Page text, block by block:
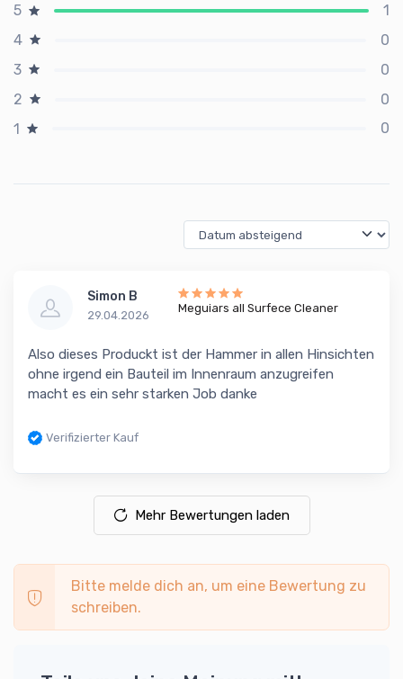
5
1
4
0
3
0
2
0
1
0
Simon B
29.04.2026
Meguiars all Surfece Cleaner
Also dieses Produckt ist der Hammer in allen Hinsichten
ohne irgend ein Bauteil im Innenraum anzugreifen
macht es ein sehr starken Job danke
Verifizierter Kauf
Mehr Bewertungen laden
Bitte melde dich an, um eine Bewertung zu
schreiben.